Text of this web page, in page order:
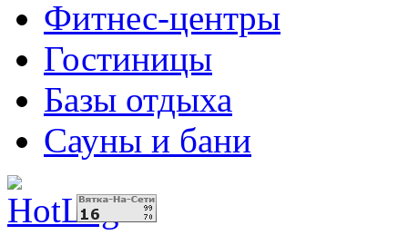
Фитнес-центры
Гостиницы
Базы отдыха
Сауны и бани